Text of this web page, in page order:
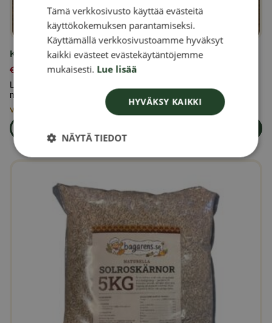
Kyyhkysrehua 25 kg
€
Lisäravinto kyyhkyille; sisältää eläimen tarpeiden ja kunnon
mukaisia vitamiineja ja kivennäisaineita.
Vain 3 jäljellä varastossa
om produkten Kyyhkysrehua 25 kg
FINNISH
DANISH
NORWEGIAN
Tämä verkkosivusto käyttää evästeitä
käyttökokemuksen parantamiseksi.
Käyttämällä verkkosivustoamme hyväksyt
kaikki evästeet evästekäytäntöjemme
mukaisesti. Lue lisää
HYVÄKSY KAIKKI
NÄYTÄ TIEDOT